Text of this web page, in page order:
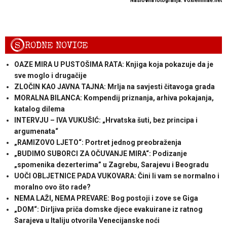
SRODNE NOVICE
OAZE MIRA U PUSTOŠIMA RATA: Knjiga koja pokazuje da je
sve moglo i drugačije
ZLOČIN KAO JAVNA TAJNA: Mrlja na savjesti čitavoga grada
MORALNA BILANCA: Kompendij priznanja, arhiva pokajanja,
katalog dilema
INTERVJU – IVA VUKUŠIĆ: „Hrvatska šuti, bez principa i
argumenata“
„RAMIZOVO LJETO“: Portret jednog preobraženja
„BUDIMO SUBORCI ZA OČUVANJE MIRA“: Podizanje
„spomenika dezerterima” u Zagrebu, Sarajevu i Beogradu
UOČI OBLJETNICE PADA VUKOVARA: Čini li vam se normalno i
moralno ovo što rade?
NEMA LAŽI, NEMA PREVARE: Bog postoji i zove se Giga
„DOM“: Dirljiva priča domske djece evakuirane iz ratnog
Sarajeva u Italiju otvorila Venecijanske noći